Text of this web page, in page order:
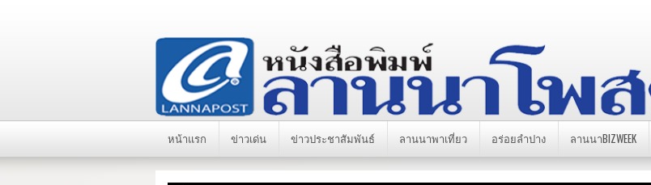
หน้าแรก ข่าวเด่น ข่าวประชาสัมพันธ์ ลานนาพาเที่ยว อร่อยลำปาง ลานนาBIZWEEK